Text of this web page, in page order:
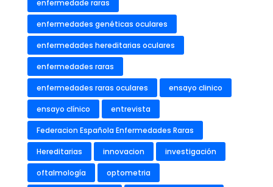
enfermedade raras
enfermedades genéticas oculares
enfermedades hereditarias oculares
enfermedades raras
enfermedades raras oculares ensayo clinico
ensayo clínico entrevista
Federacion Española Enfermedades Raras
Hereditarias innovacion investigación
oftalmología optometria